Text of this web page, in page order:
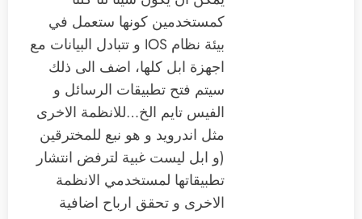
كمستخدمين كونها ستعمل في
بيئة نظام IOS و تتبادل البيانات مع
اجهزة ابل كلها، اضف الى ذلك
سيتم فتح تطبيقات الرسائل و
الفيس تايم الخ…للانظمة الاخرى
مثل اندرويد و هو نبع للمخترقين
(و ابل ليست غبية لترفض انتشار
تطبيقاتها لمستخدمي الانظمة
الاخرى و تحقق ارباح اضافية